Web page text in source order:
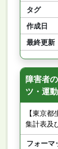
タグ
作成日
最終更新
障害者
ツ・運
【東京
集計表及
フォーマ